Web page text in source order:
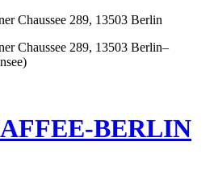
Chaussee 289, 13503 Berlin
Chaussee 289, 13503 Berlin–
BERLIN